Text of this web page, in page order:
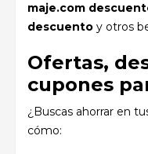
maje.com
descuento y otros
Ofertas,
cupones
¿Buscas ahorrar en
cómo: